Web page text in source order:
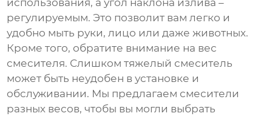
использования, а угол наклона излива –
регулируемым. Это позволит вам легко и
удобно мыть руки, лицо или даже животных.
Кроме того, обратите внимание на вес
смесителя. Слишком тяжелый смеситель
может быть неудобен в установке и
обслуживании. Мы предлагаем смесители
разных весов, чтобы вы могли выбрать